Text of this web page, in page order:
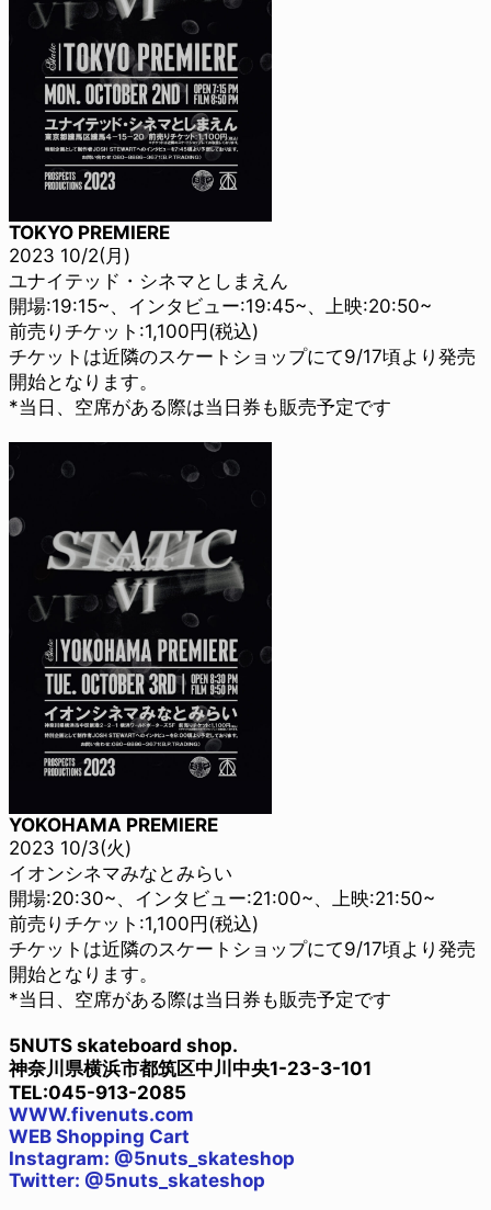
TOKYO PREMIERE
2023 10/2(月)
ユナイテッド・シネマとしまえん
開場:19:15~、インタビュー:19:45~、上映:20:50~
前売りチケット:1,100円(税込)
チケットは近隣のスケートショップにて9/17頃より発売
開始となります。
*当日、空席がある際は当日券も販売予定です
YOKOHAMA PREMIERE
2023 10/3(火)
イオンシネマみなとみらい
開場:20:30~、インタビュー:21:00~、上映:21:50~
前売りチケット:1,100円(税込)
チケットは近隣のスケートショップにて9/17頃より発売
開始となります。
*当日、空席がある際は当日券も販売予定です
5NUTS skateboard shop.
神奈川県横浜市都筑区中川中央1-23-3-101
TEL:045-913-2085
WWW.fivenuts.com
WEB Shopping Cart
Instagram: @5nuts_skateshop
Twitter: @5nuts_skateshop